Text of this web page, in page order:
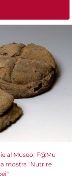
al Museo, F@Mu
mostra "Nutrire